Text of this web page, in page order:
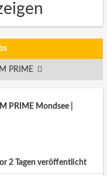
PRIME
PRIME Mondsee |
2 Tagen veröffentlicht